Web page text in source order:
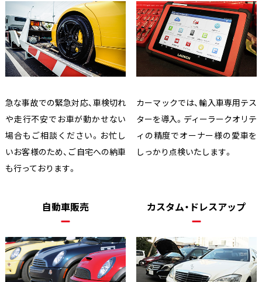
急な事故での緊急対応、車検切れ
や走行不安でお車が動かせない
場合もご相談ください。お忙し
いお客様のため、ご自宅への納車
も行っております。
カーマックでは、輸入車専用テス
ターを導入。ディーラークオリテ
ィの精度でオーナー様の愛車を
しっかり点検いたします。
自動車販売 カスタム・ドレスアップ